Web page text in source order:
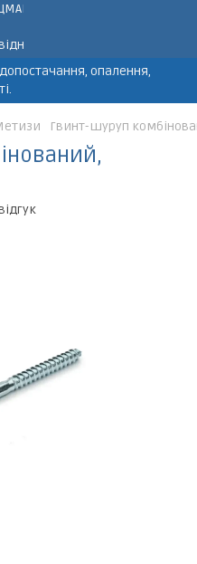
опалення,
Гвинт-шуруп